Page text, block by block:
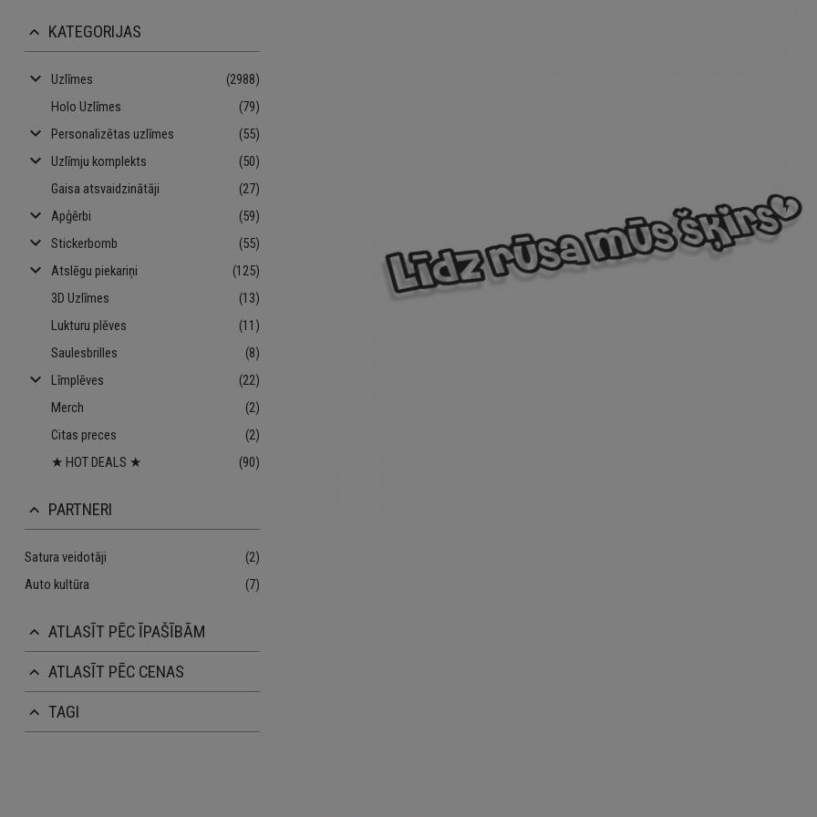
keyboard_arrow_up KATEGORIJAS
keyboard_arrow_down Uzlīmes
(2988)
Holo Uzlīmes
(79)
keyboard_arrow_down Personalizētas uzlīmes (55)
keyboard_arrow_down Uzlīmju komplekts
(50)
Gaisa atsvaidzinātāji
(27)
keyboard_arrow_down Apģērbi (59)
keyboard_arrow_down Stickerbomb (55)
keyboard_arrow_down Atslēgu piekariņi
(125)
3D Uzlīmes
(13)
Lukturu plēves
(11)
Saulesbrilles
(8)
keyboard_arrow_down Līmplēves
(22)
Merch
(2)
Citas preces
(2)
★ HOT DEALS ★
(90)
keyboard_arrow_up PARTNERI
Satura veidotāji
(2)
Auto kultūra
(7)
keyboard_arrow_up ATLASĪT PĒC ĪPAŠĪBĀM
keyboard_arrow_up ATLASĪT PĒC CENAS
keyboard_arrow_up TAGI